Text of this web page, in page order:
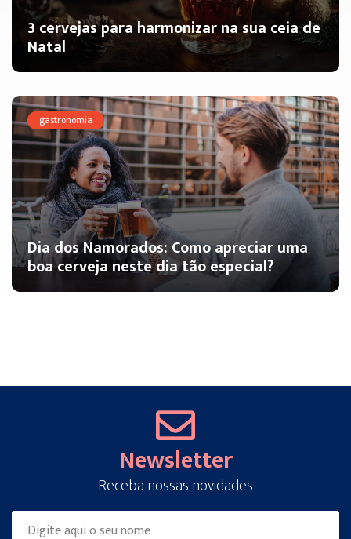
3 cervejas para harmonizar na sua ceia de
Natal
gastronomia
Dia dos Namorados: Como apreciar uma
boa cerveja neste dia tão especial?
Newsletter
Receba nossas novidades